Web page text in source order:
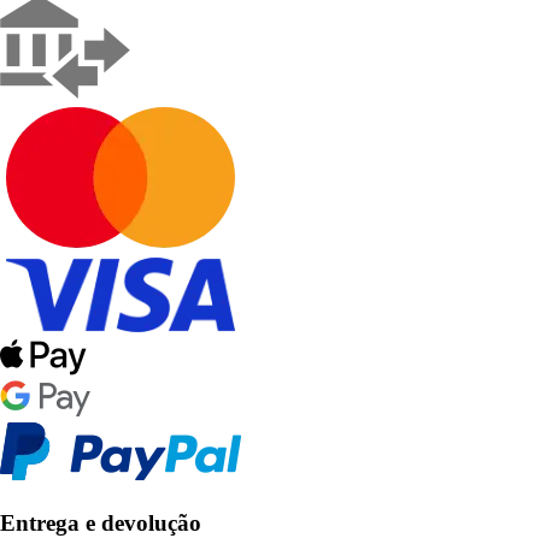
Entrega e devolução